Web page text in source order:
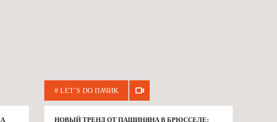
# LET’S DO ПАЧИК
НОВЫЙ ТРЕНД ОТ ПАШИНЯНА В БРЮССЕЛЕ: